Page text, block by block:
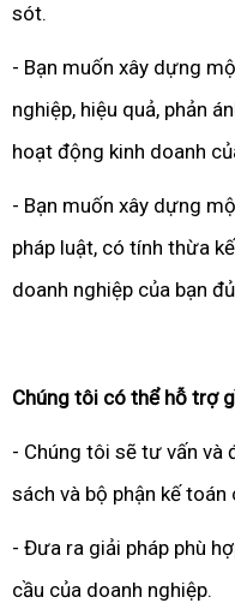
sót.
- Bạn muốn xây dựng
nghiệp, hiệu quả, phản
hoạt động kinh doanh
- Bạn muốn xây dựng
pháp luật, có tính thừa
doanh nghiệp của bạn
Chúng tôi có thể hỗ trợ
- Chúng tôi sẽ tư vấn và
sách và bộ phận kế toán
- Đưa ra giải pháp phù
cầu của doanh nghiệp.